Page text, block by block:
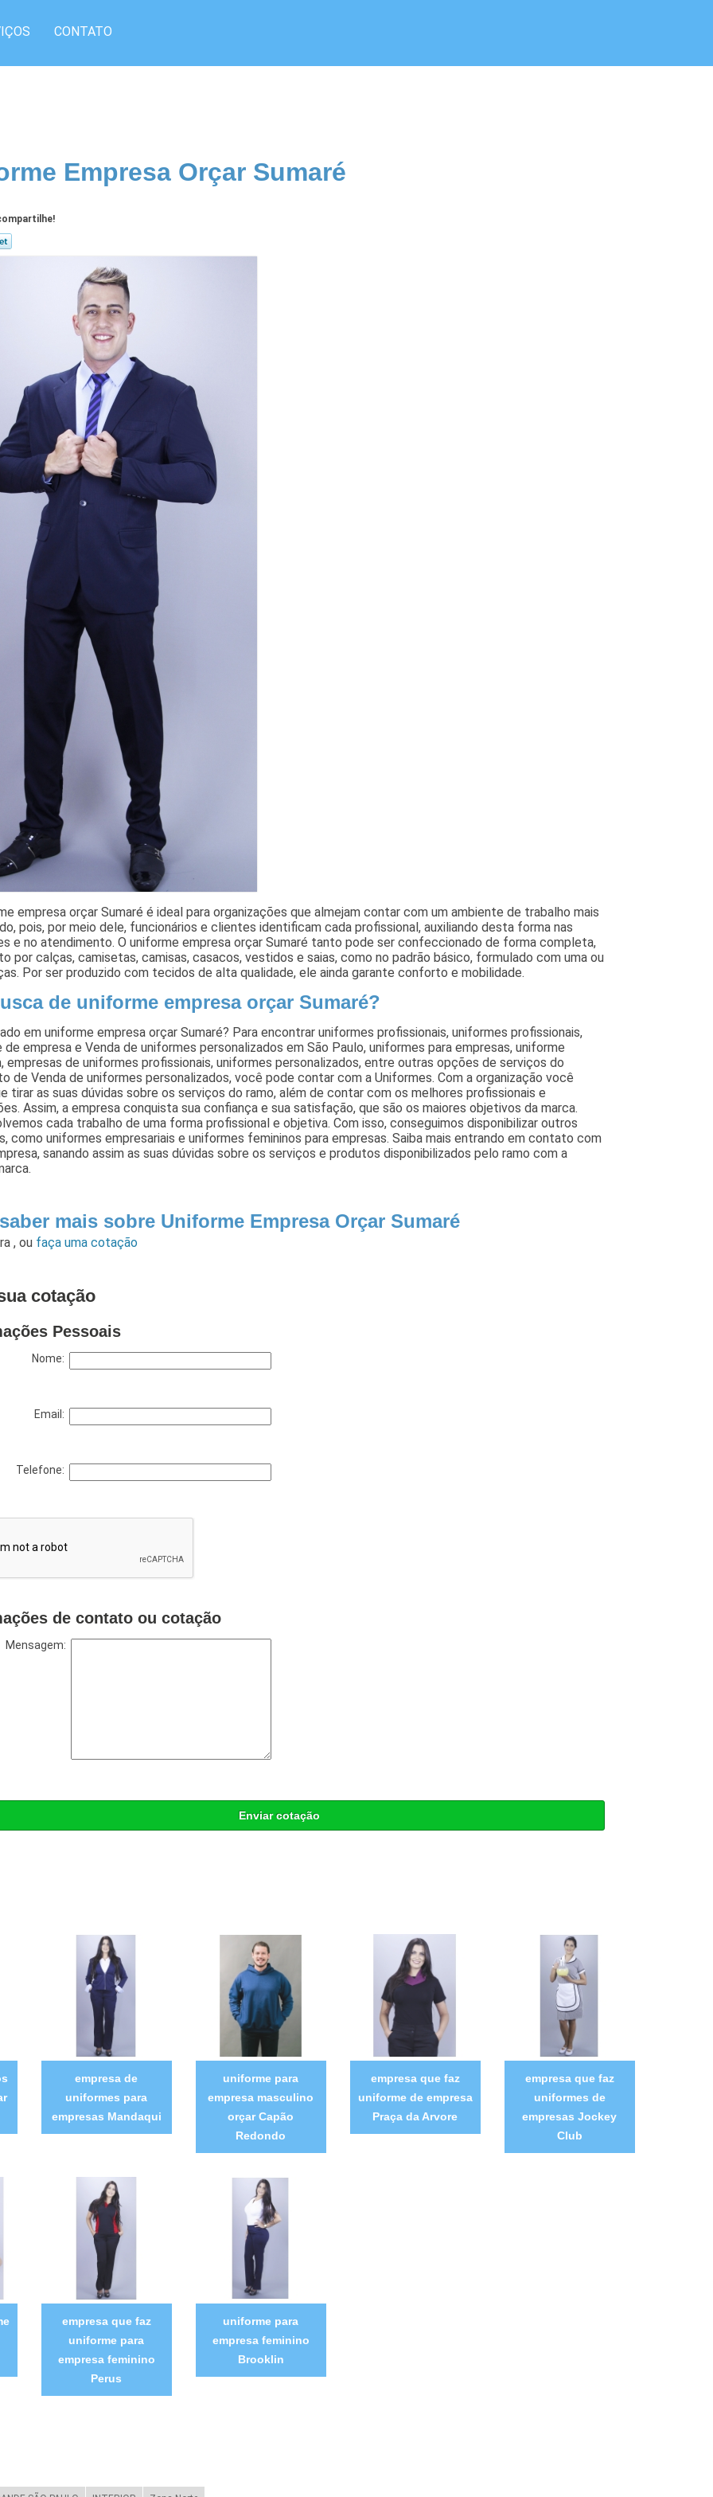
CONTATO
Empresa Orçar Sumaré
empresa orçar Sumaré é ideal para organizações que almejam contar com um ambiente de trabalho mais
pois, por meio dele, funcionários e clientes identificam cada profissional, auxiliando desta forma nas
e no atendimento. O uniforme empresa orçar Sumaré tanto pode ser confeccionado de forma completa,
por calças, camisetas, camisas, casacos, vestidos e saias, como no padrão básico, formulado com uma ou
Por ser produzido com tecidos de alta qualidade, ele ainda garante conforto e mobilidade.
de uniforme empresa orçar Sumaré?
em uniforme empresa orçar Sumaré? Para encontrar uniformes profissionais, uniformes profissionais,
de empresa e Venda de uniformes personalizados em São Paulo, uniformes para empresas, uniforme
empresas de uniformes profissionais, uniformes personalizados, entre outras opções de serviços do
de Venda de uniformes personalizados, você pode contar com a Uniformes. Com a organização você
tirar as suas dúvidas sobre os serviços do ramo, além de contar com os melhores profissionais e
Assim, a empresa conquista sua confiança e sua satisfação, que são os maiores objetivos da marca.
cada trabalho de uma forma profissional e objetiva. Com isso, conseguimos disponibilizar outros
como uniformes empresariais e uniformes femininos para empresas. Saiba mais entrando em contato com
sanando assim as suas dúvidas sobre os serviços e produtos disponibilizados pelo ramo com a
mais sobre Uniforme Empresa Orçar Sumaré
,ou faça uma cotação
cotação
Pessoais
Nome:
Email:
Telefone:
de contato ou cotação
Mensagem:
Enviar cotação
empresa de
uniformes para
empresas Mandaqui
uniforme para
empresa masculino
orçar Capão
Redondo
empresa que faz
uniforme de empresa
Praça da Arvore
empresa que faz
uniformes de
empresas Jockey
Club
empresa que faz
uniforme para
empresa feminino
Perus
uniforme para
empresa feminino
Brooklin